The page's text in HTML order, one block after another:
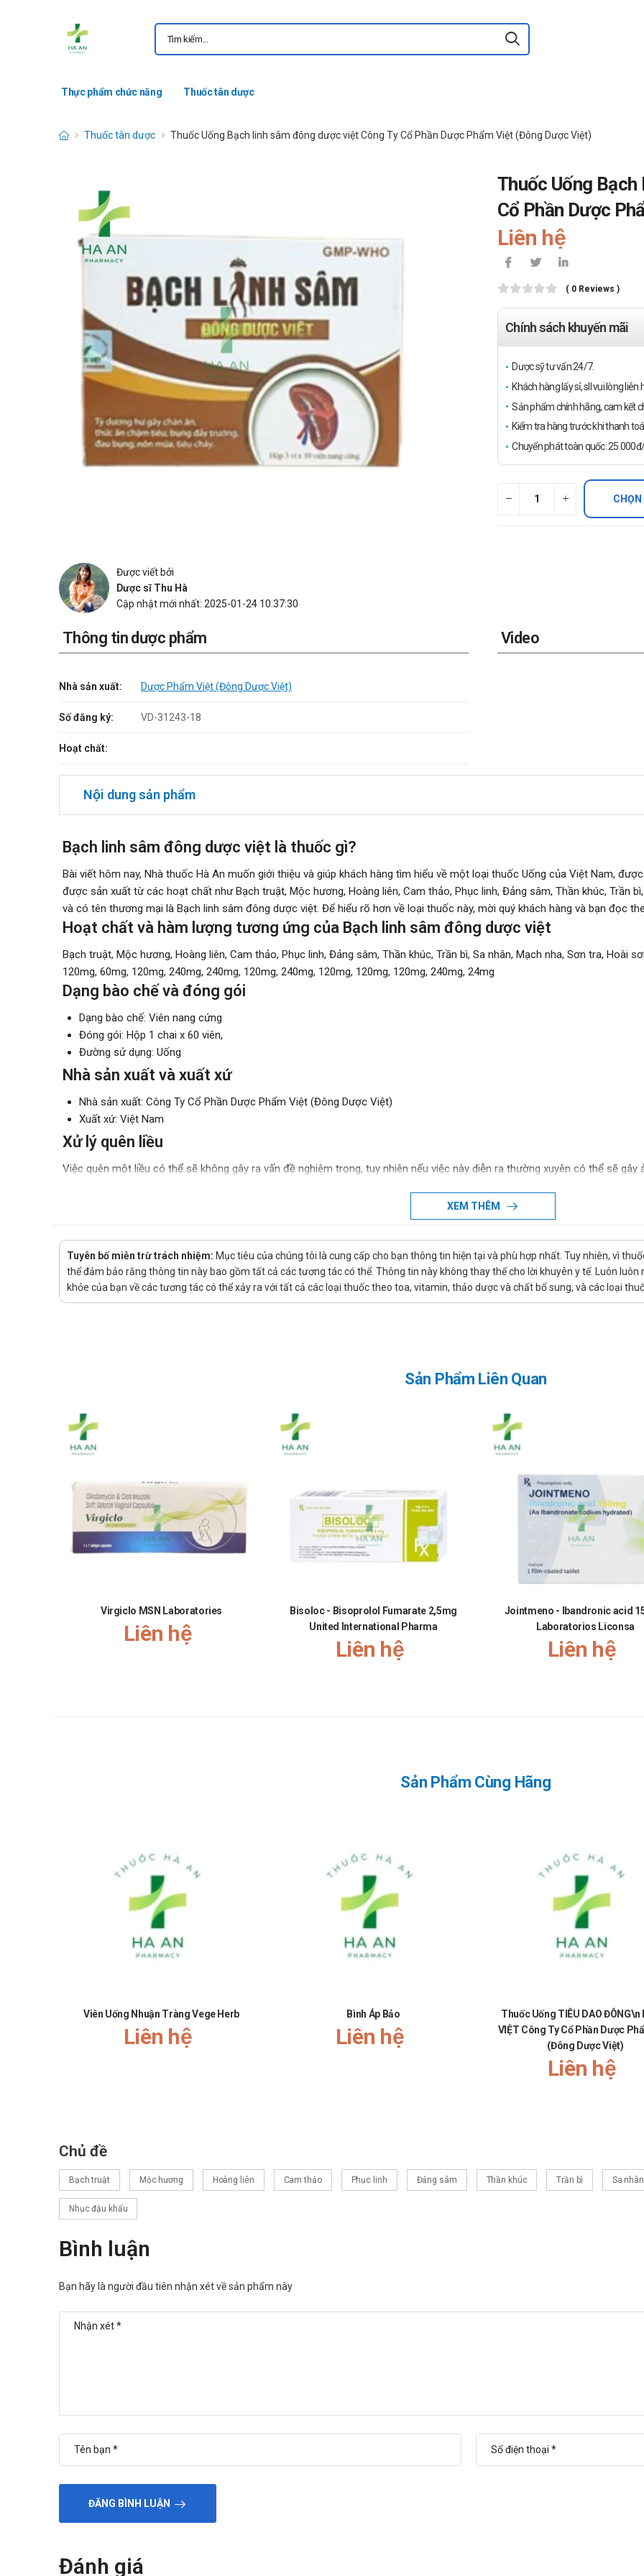
Thực phẩm chức năng Thuốc tân dược
Thuốc tân dược Thuốc Uống Bạch linh sâm đông dược việt Công Ty Cổ Phần Dược Phẩm Việt (Đông Dược Việt)
Thuốc Uống
Cổ Phần Dược
Liên hệ
( 0 Reviews )
Chính sách khuyến mãi
Dược sỹ tư vấn 24/7.
Khách hàng lấy sỉ, sll vui lòng
Sản phẩm chính hãng, cam kết
Kiểm tra hàng trước khi thanh
Chuyển phát toàn quốc:
Được viết bởi
Dược sĩ Thu Hà
Cập nhật mới nhất: 2025-01-24 10:37:30
Thông tin dược phẩm
Nhà sản xuất: Dược Phẩm Việt (Đông Dược Việt)
Số đăng ký: VD-31243-18
Hoạt chất:
Video
Nội dung sản phẩm
Bạch linh sâm đông dược việt là thuốc gì?
Bài viết hôm nay, Nhà thuốc Hà An muốn giới thiệu và giúp khách hàng tìm hiểu về một loại thuốc Uống của Việt Nam,
được sản xuất từ các hoạt chất như Bạch truật, Mộc hương, Hoàng liên, Cam thảo, Phục linh, Đảng sâm, Thần khúc, Trần
và có tên thương mại là Bạch linh sâm đông dược việt. Để hiểu rõ hơn về loại thuốc này, mời quý khách hàng và bạn đọc
Hoạt chất và hàm lượng tương ứng của Bạch linh sâm đông dược việt
Bạch truật, Mộc hương, Hoàng liên, Cam thảo, Phục linh, Đảng sâm, Thần khúc, Trần bì, Sa nhân, Mạch nha, Sơn tra, Hoài
120mg, 60mg, 120mg, 240mg, 240mg, 120mg, 240mg, 120mg, 120mg, 120mg, 240mg, 24mg
Dạng bào chế và đóng gói
Dạng bào chế: Viên nang cứng
Đóng gói: Hộp 1 chai x 60 viên,
Đường sử dụng: Uống
Nhà sản xuất và xuất xứ
Nhà sản xuất: Công Ty Cổ Phần Dược Phẩm Việt (Đông Dược Việt)
Xuất xứ: Việt Nam
Xử lý quên liều
Việc quên một liều có thể sẽ không gây ra vấn đề nghiêm trọng, tuy nhiên nếu việc này diễn ra thường xuyên có thể sẽ gây
chỉ cần uống liều sắp đến. Và nếu như hay quên thì bạn có thể tạo nhắc nhở, báo thức nhắc uống thuốc bằng điện thoại
Dược phẩm đặc biệt là thuốc khi sử dụng quá liều có thể gây ra các tác dụng phụ không mong muốn, nghiêm trọng có thể
ý sử dụng đúng liều lượng được chỉ định. Khi quá liều cần theo dõi phản ứng của người dùng, nếu thấy có bất cứ phản ứng
người bệnh đi tới bệnh viện uy tín gần nhất để được sơ cứu kịp thời.
Ở đâu bán Bạch linh sâm đông dược việt chính hãng, uy tín?
vẻ và hạnh phúc!
XEM THÊM
Tuyên bố miễn trừ trách nhiệm: Mục tiêu của chúng tôi là cung cấp cho bạn thông tin hiện tại và phù hợp nhất. Tuy nhiên, vì
thể đảm bảo rằng thông tin này bao gồm tất cả các tương tác có thể. Thông tin này không thay thế cho lời khuyên y tế. Luôn
khỏe của bạn về các tương tác có thể xảy ra với tất cả các loại thuốc theo toa, vitamin, thảo dược và chất bổ sung, và các loại
Sản Phẩm Liên Quan
Virgiclo MSN Laboratories
Liên hệ
Bisoloc - Bisoprolol Fumarate 2,5mg
United International Pharma
Liên hệ
Jointmeno - Ibandronic acid
Laboratorios Liconsa
Liên hệ
Sản Phẩm Cùng Hãng
Viên Uống Nhuận Tràng Vege Herb
Liên hệ
Bình Áp Bảo
Liên hệ
Thuốc Uống TIÊU DAO ĐÔNG\n
VIỆT Công Ty Cổ Phần Dược
(Đông Dược Việt)
Liên hệ
Chủ đề
Bạch truật Mộc hương Hoàng liên Cam thảo Phục linh Đảng sâm Thần khúc Trần bì Sa nhân
Nhục đậu khấu
Bình luận
Bạn hãy là người đầu tiên nhận xét về sản phẩm này
ĐĂNG BÌNH LUẬN
Đánh giá